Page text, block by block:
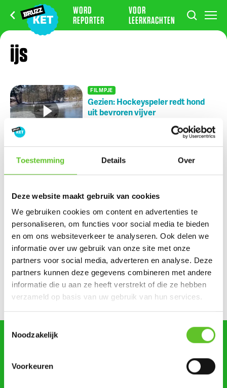
Toestemming Details Over
Deze website maakt gebruik van cookies
We gebruiken cookies om content en advertenties te
personaliseren, om functies voor social media te bieden
en om ons websiteverkeer te analyseren. Ook delen we
informatie over uw gebruik van onze site met onze
partners voor social media, adverteren en analyse. Deze
partners kunnen deze gegevens combineren met andere
informatie die u aan ze heeft verstrekt of die ze hebben
verzameld op basis van uw gebruik van hun services.
Noodzakelijk
Voorkeuren
WORD
REPORTER
VOOR
LEERKRACHTEN
ijs
FILMPJE
Gezien: Hockeyspeler redt hond
uit bevroren vijver
Nu op BRUZZ Ket
Ketportret: Amel verbreekt het wereldrecord mountain
climbers
Dagje Zuidfoor? Win een familiepakket vol bonnetjes
Zonsverduistering en een giga-springpark: tien tips voor
augustus
UPDATE Bestel nu al je BRUZZKet-schoolkalender
zoeken